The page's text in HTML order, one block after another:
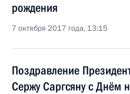
рождения
7 октября 2017 года, 13:15
Поздравление
Сержу Саргсяну с Днём